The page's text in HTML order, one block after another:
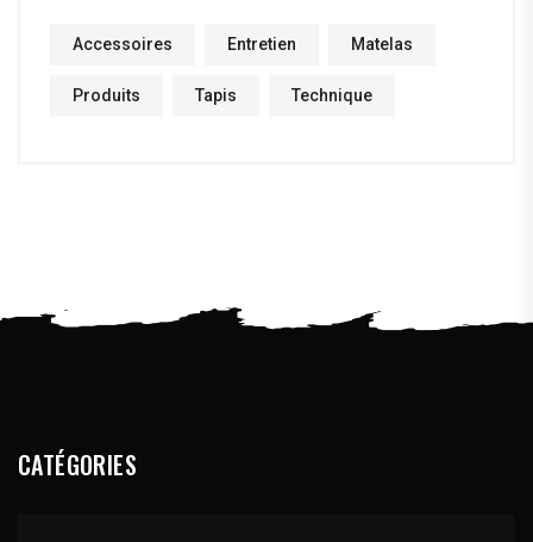
Accessoires Entretien Matelas
Produits Tapis Technique
CATÉGORIES